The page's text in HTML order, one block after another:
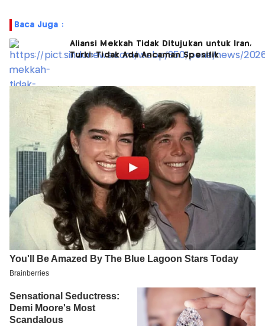
Baca Juga :
Aliansi Mekkah Tidak Ditujukan untuk Iran,
Turki: Tidak Ada Ancaman Spesifik